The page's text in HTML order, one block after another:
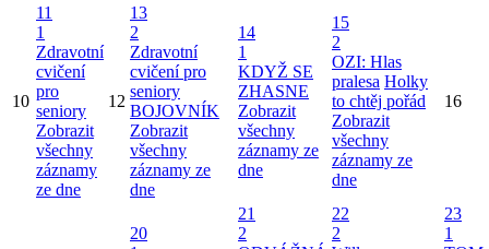
10
11
1
Zdravotní
cvičení
pro
seniory
Zobrazit
všechny
záznamy
ze dne
12
13
2
Zdravotní
cvičení pro
seniory
BOJOVNÍK
Zobrazit
všechny
záznamy ze
dne
14
1
KDYŽ SE
ZHASNE
Zobrazit
všechny
záznamy ze
dne
15
2
OZI: Hlas
pralesa Holky
to chtěj pořád
Zobrazit
všechny
záznamy ze
dne
16
20
21
2
22
2
23
1